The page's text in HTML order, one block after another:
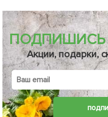
ПОДПИШИСЬ
Акции, подарки,